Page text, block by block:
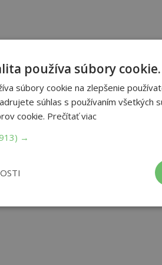
používa súbory cookie.
súbory cookie na zlepšenie
súhlas s používaním všetkých
cookie. Prečítať viac
→